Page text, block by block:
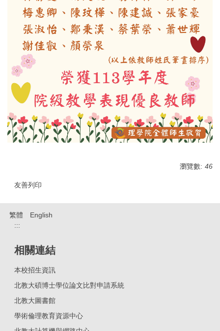
瀏覽數: 46
友善列印
繁體
English
:::
相關連結
本校招生資訊
北教大碩博士學位論文比對申請系統
北教大圖書館
學術倫理教育資源中心